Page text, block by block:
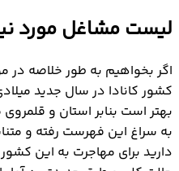
لیست مشاغل مورد نیاز
اگر بخواهیم به طور خلاصه در
کشور کانادا در سال جدید
بهتر است بنابر استان و
به سراغ این فهرست رفته و
دارید برای مهاجرت به این